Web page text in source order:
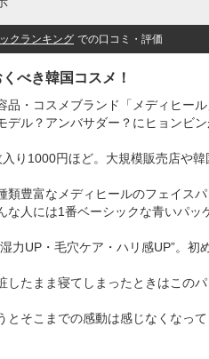
クランキング での口コミ・評価
べき韓国コスメ！
品・コスメブランド「メディヒール
デル？アンバサダー？にヒョンビ
り1000円ほど。大規模販売店や
類豊富なメディヒールのフェイス
な人には1番ベーシックな青いパッ
力UP・毛穴ケア・ハリ感UP”。
したまま寝てしまったときはこの
とそこまでの感動は感じなくなっ